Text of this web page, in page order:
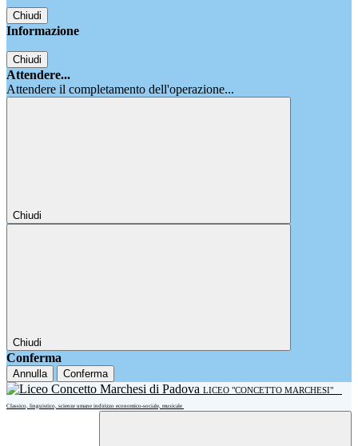
Chiudi
Informazione
Chiudi
Attendere...
Attendere il completamento dell'operazione...
Chiudi
Chiudi
Conferma
Annulla Conferma
LICEO "CONCETTO MARCHESI"
Classico, linguistico, scienze umane indirizzo economico-sociale, musicale